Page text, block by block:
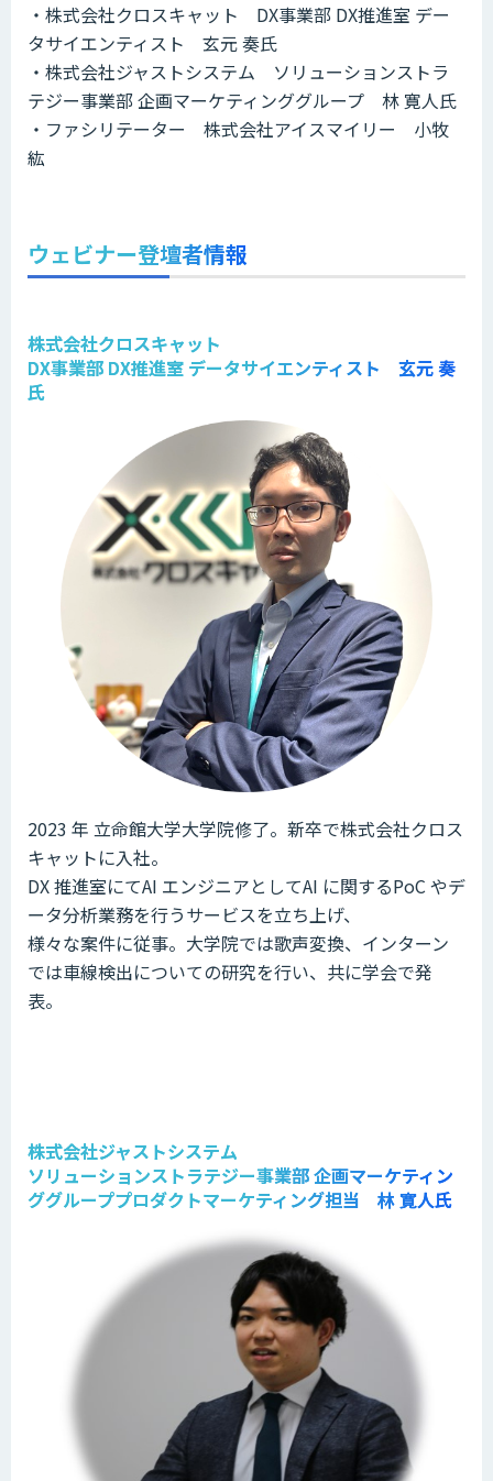
・株式会社クロスキャット DX事業部 DX推進室 デー
タサイエンティスト 玄元 奏氏
・株式会社ジャストシステム ソリューションストラ
テジー事業部 企画マーケティンググループ 林 寛人氏
・ファシリテーター 株式会社アイスマイリー 小牧
紘
ウェビナー登壇者情報
株式会社クロスキャット
DX事業部 DX推進室 データサイエンティスト 玄元 奏
氏
2023 年 立命館大学大学院修了。新卒で株式会社クロス
キャットに入社。
DX 推進室にてAI エンジニアとしてAI に関するPoC やデ
ータ分析業務を行うサービスを立ち上げ、
様々な案件に従事。大学院では歌声変換、インターン
では車線検出についての研究を行い、共に学会で発
表。
株式会社ジャストシステム
ソリューションストラテジー事業部 企画マーケティン
ググループプロダクトマーケティング担当 林 寛人氏